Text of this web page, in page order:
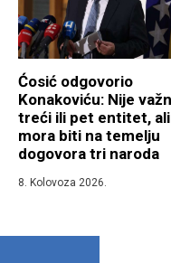
Ćosić odgovorio
Konakoviću: Nije
treći ili pet entitet, ali
mora biti na temelju
dogovora tri naroda
8. Kolovoza 2026.